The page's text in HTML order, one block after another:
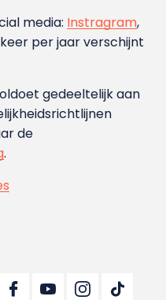
media: Instragram,
keer per jaar verschijnt
gedeeltelijk aan
de
.